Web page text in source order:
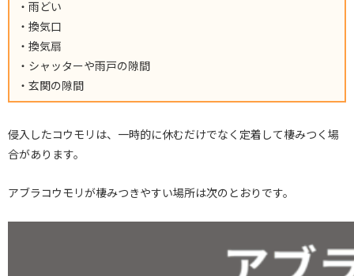
・雨どい
・換気口
・換気扇
・シャッターや雨戸の隙間
・玄関の隙間
侵入したコウモリは、一時的に休むだけでなく定着して棲みつく場
合があります。
アブラコウモリが棲みつきやすい場所は次のとおりです。